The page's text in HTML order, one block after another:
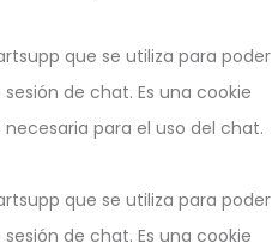
que se utiliza para poder
de chat. Es una cookie
para el uso del chat.
que se utiliza para poder
de chat. Es una cookie